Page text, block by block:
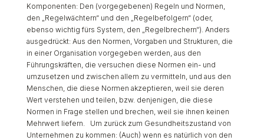
Komponenten: Den (vorgegebenen) Regeln und Normen,
den „Regelwächtern“ und den „Regelbefolgern“ (oder,
ebenso wichtig fürs System, den „Regelbrechern“). Anders
ausgedrückt: Aus den Normen, Vorgaben und Strukturen, die
in einer Organisation vorgegeben werden, aus den
Führungskräften, die versuchen diese Normen ein- und
umzusetzen und zwischen allem zu vermitteln, und aus den
Menschen, die diese Normen akzeptieren, weil sie deren
Wert verstehen und teilen, bzw. denjenigen, die diese
Normen in Frage stellen und brechen, weil sie ihnen keinen
Mehrwert liefern. Um zurück zum Gesundheitszustand von
Unternehmen zu kommen: (Auch) wenn es natürlich von den